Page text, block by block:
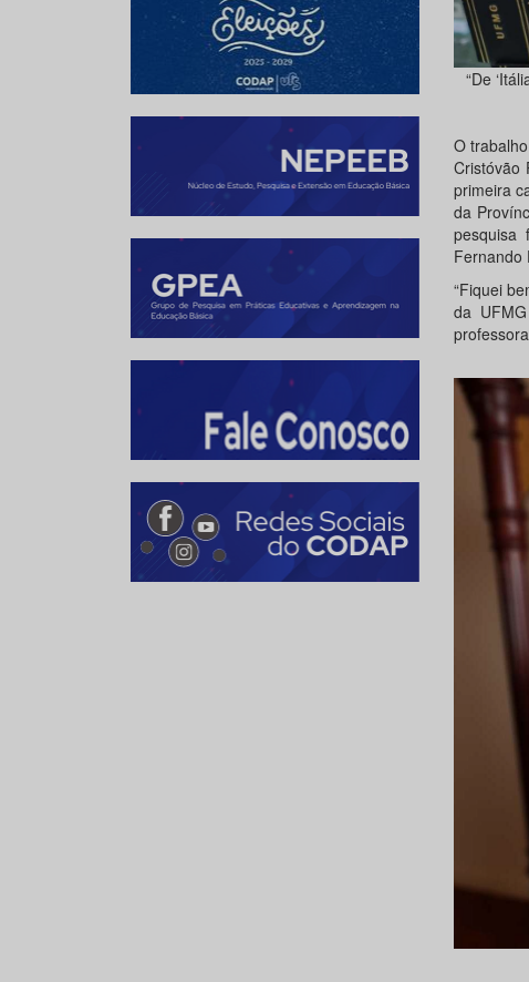
“De
O
Cristóvão
primeira
da
pesquisa
Fernando
“Fiquei
da